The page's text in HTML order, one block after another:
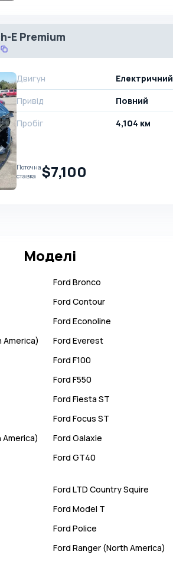
E Premium
Двигун
Електричний
Привід
Повний
Пробіг
4,104 км
Поточна
ставка
$7,100
Моделі
Ford Bronco
Ford Contour
Ford Econoline
America) Ford Everest
Ford F100
Ford F550
Ford Fiesta ST
Ford Focus ST
America) Ford Galaxie
Ford GT40
Ford LTD Country Squire
Ford Model T
Ford Police
Ford Ranger (North America)